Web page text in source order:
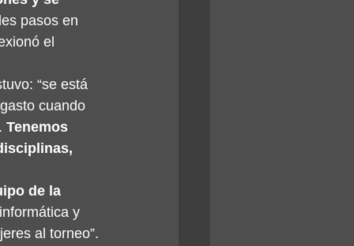
pasos en
el
“se está
cuando
Tenemos
de la
y
al torneo”.